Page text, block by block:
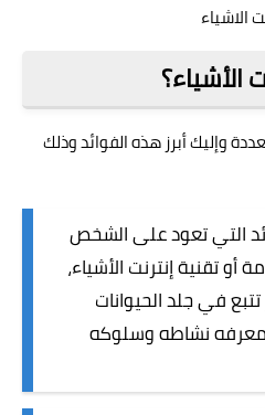
الاشياء
الأشياء؟
وإليك أبرز هذه الفوائد وذلك
التي تعود على الشخص
تقنية إنترنت الأشياء،
في جلد الحيوانات
نشاطه وسلوكه